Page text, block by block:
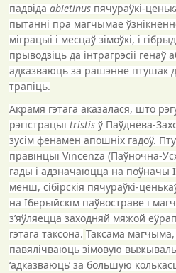
падвідаabietinus пячураўкі-
пытанні пра магчымае
міграцыі і месцаў зімоўкі, і
прыводзіць да інтрагрэсіі генаў
адказваюць за рашэнне птушак
трапіць.
Акрамя гэтага аказалася, што
рэгістрацыіtristis ў Паўднёва-
зусім фенамен апошніх гадоў.
правінцыіVincenza(Паўночна-
гады і адзначаюцца на поўначы
менш, сібірскія пячураўкі-
на Іберыйскім паўвостраве і
з’яўляецца заходняй мяжой
гэтага таксона. Таксама
павялічваюць зімовую
‘адказваюць’ за большую